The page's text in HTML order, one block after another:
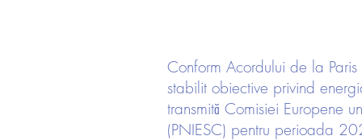
Conform Acordului de la
stabilit obiective privind
transmită Comisiei Europene
(PNIESC) pentru perioada